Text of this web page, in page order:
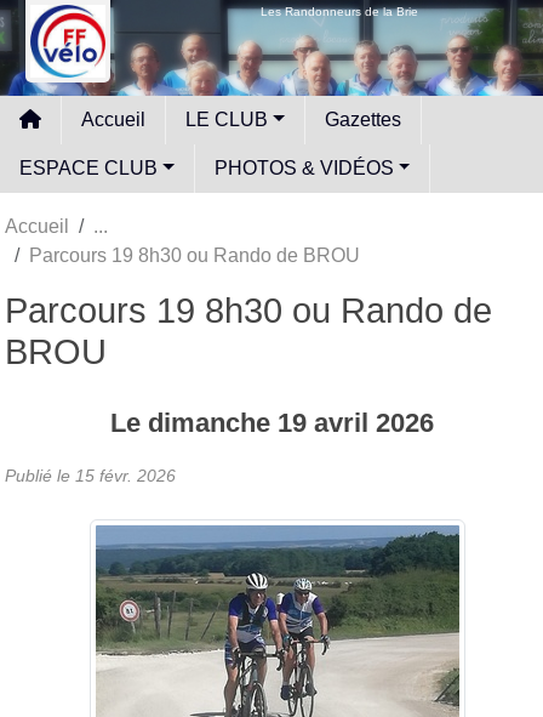
Les Randonneurs de la Brie
Accueil LE CLUB Gazettes
ESPACE CLUB PHOTOS & VIDÉOS
Accueil
Parcours 19 8h30 ou Rando de BROU
Parcours 19 8h30 ou Rando de
BROU
Le dimanche 19 avril 2026
Publié le 15 févr. 2026
Panneau de gestion des cookies